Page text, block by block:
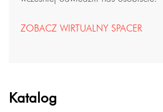
ZOBACZ WIRTUALNY SPACER
Katalog